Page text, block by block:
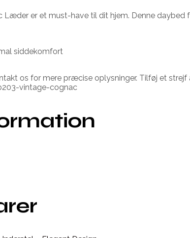
Læder er et must-have til dit hjem. Denne
siddekomfort
os for mere præcise oplysninger. Tilføj et
vintage-cognac